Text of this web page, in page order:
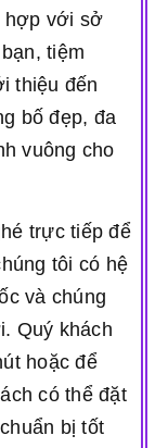
hợp với sở
tiệm
thiệu đến
bố đẹp, đa
vuông cho
trực tiếp để
tôi có hệ
và chúng
Quý khách
hoặc để
có thể đặt
bị tốt